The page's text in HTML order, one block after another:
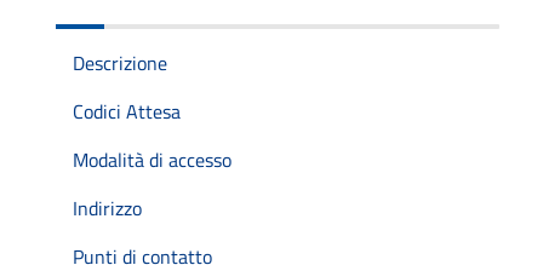
Descrizione
Codici Attesa
Modalità di accesso
Indirizzo
Punti di contatto